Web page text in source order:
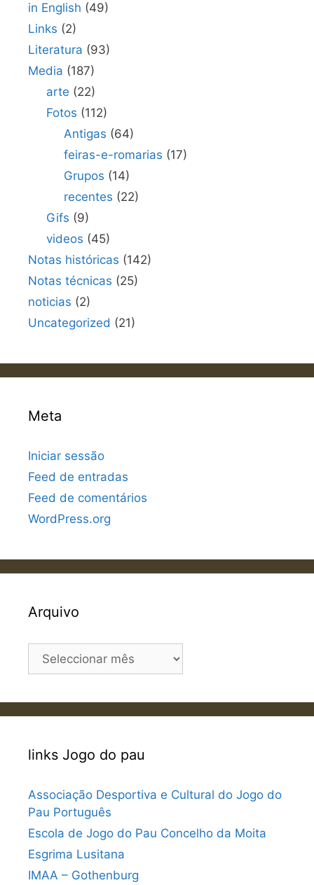
in English (49)
Links (2)
Literatura (93)
Media (187)
arte (22)
Fotos (112)
Antigas (64)
feiras-e-romarias (17)
Grupos (14)
recentes (22)
Gifs (9)
videos (45)
Notas históricas (142)
Notas técnicas (25)
noticias (2)
Uncategorized (21)
Meta
Iniciar sessão
Feed de entradas
Feed de comentários
WordPress.org
Arquivo
Arquivo
links Jogo do pau
Associação Desportiva e Cultural do Jogo do
Pau Português
Escola de Jogo do Pau Concelho da Moita
Esgrima Lusitana
IMAA – Gothenburg